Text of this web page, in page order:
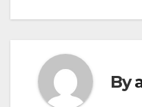
By